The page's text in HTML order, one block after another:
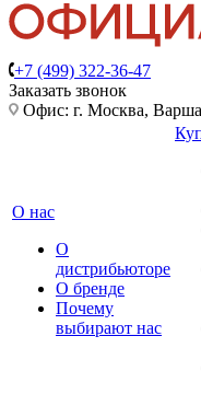
+7 (499) 322-36-47
Заказать звонок
Офис: г. Москва,
О нас
О
дистрибьюторе
О бренде
Почему
выбирают нас